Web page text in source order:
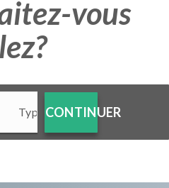
vous
CONTINUER